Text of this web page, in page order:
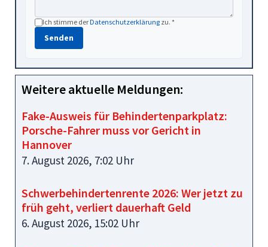
Ich stimme derDatenschutzerklärung zu. *
Senden
Weitere aktuelle Meldungen:
Fake-Ausweis für Behindertenparkplatz:
Porsche-Fahrer muss vor Gericht in
Hannover
7. August 2026, 7:02 Uhr
Schwerbehindertenrente 2026: Wer jetzt zu
früh geht, verliert dauerhaft Geld
6. August 2026, 15:02 Uhr